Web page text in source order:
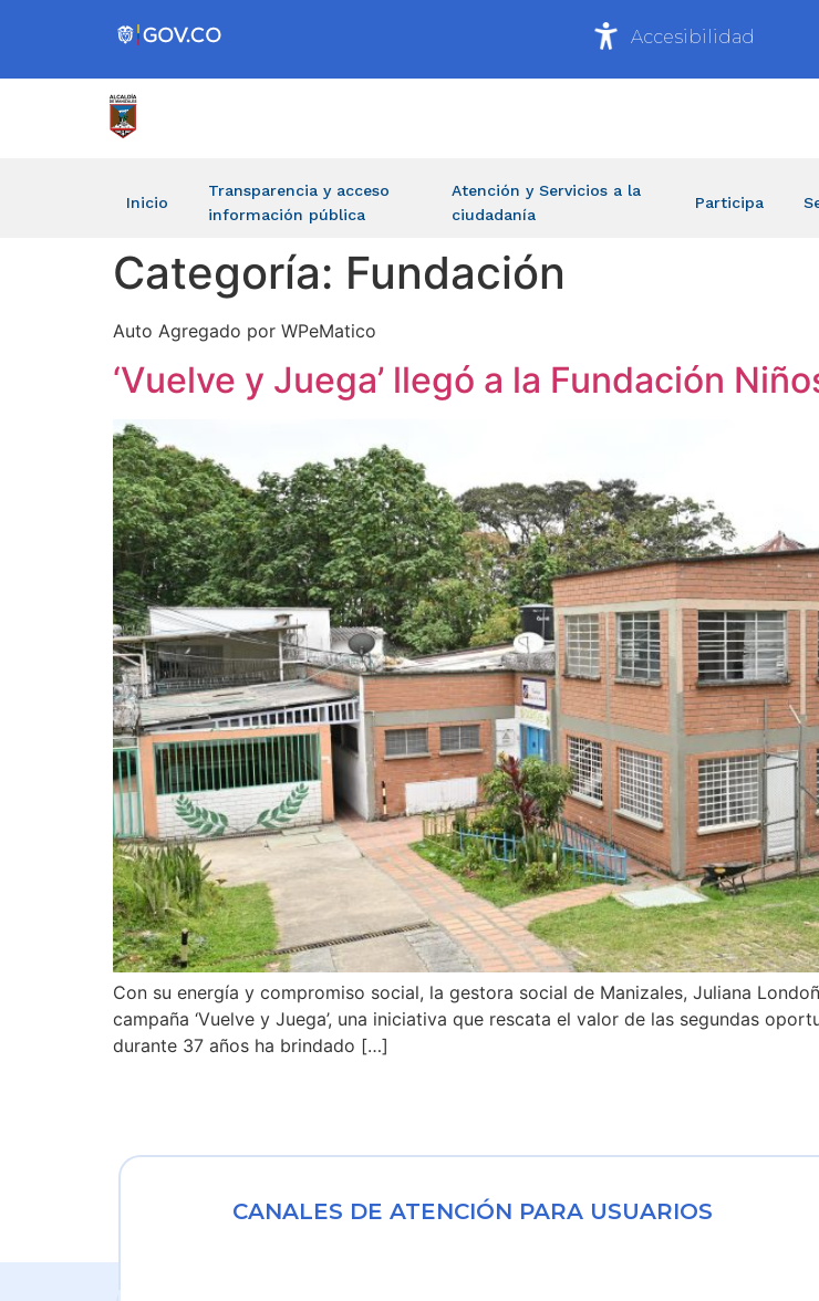
Accesibilidad
Inicio
Transparencia y acceso
información pública
Atención y Servicios a la
ciudadanía
Participa
Categoría: Fundación
Auto Agregado por WPeMatico
‘Vuelve y Juega’ llegó a la Fundación
Con su energía y compromiso social, la gestora social de Manizales, Juliana
campaña ‘Vuelve y Juega’, una iniciativa que rescata el valor de las segundas
durante 37 años ha brindado […]
CANALES DE ATENCIÓN PARA USUARIOS